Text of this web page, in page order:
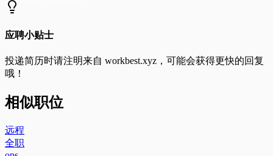
应聘小贴士
投递简历时请注明来自 workbest.xyz ，可能会获得更快的回复
哦！
相似职位
远程
全职